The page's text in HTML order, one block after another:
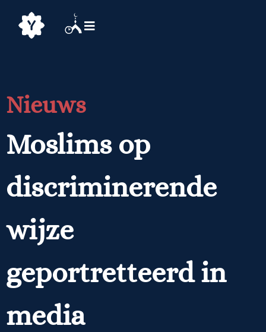
Nieuws
Moslims op
discriminerende
wijze
geportretteerd in
media